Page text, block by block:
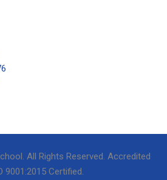
All Rights Reserved. Accredited
9001:2015 Certified.